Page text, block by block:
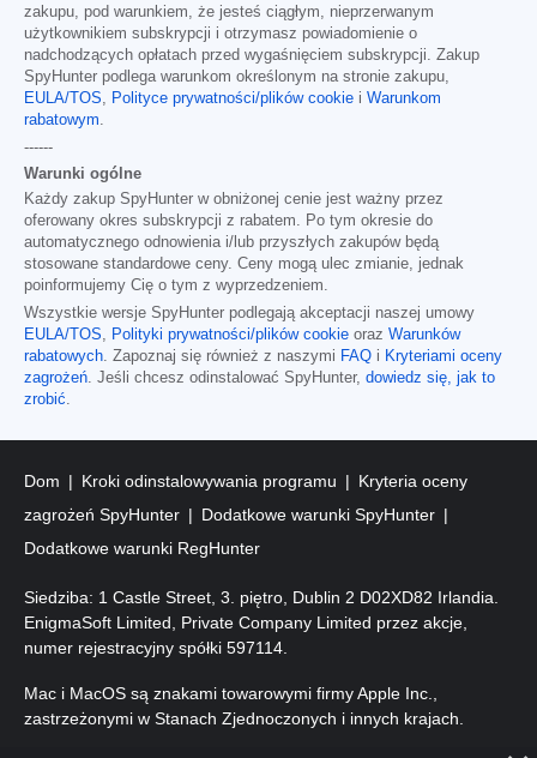
zakupu, pod warunkiem, że jesteś ciągłym, nieprzerwanym
użytkownikiem subskrypcji i otrzymasz powiadomienie o
nadchodzących opłatach przed wygaśnięciem subskrypcji. Zakup
SpyHunter podlega warunkom określonym na stronie zakupu,
EULA/TOS, Polityce prywatności/plików cookie i Warunkom
rabatowym.
------
Warunki ogólne
Każdy zakup SpyHunter w obniżonej cenie jest ważny przez
oferowany okres subskrypcji z rabatem. Po tym okresie do
automatycznego odnowienia i/lub przyszłych zakupów będą
stosowane standardowe ceny. Ceny mogą ulec zmianie, jednak
poinformujemy Cię o tym z wyprzedzeniem.
Wszystkie wersje SpyHunter podlegają akceptacji naszej umowy
EULA/TOS, Polityki prywatności/plików cookie oraz Warunków
rabatowych. Zapoznaj się również z naszymi FAQ i Kryteriami oceny
zagrożeń. Jeśli chcesz odinstalować SpyHunter, dowiedz się, jak to
zrobić.
Dom Kroki odinstalowywania programu
Kryteria oceny
zagrożeń SpyHunter
Dodatkowe warunki SpyHunter
Dodatkowe warunki RegHunter
Siedziba: 1 Castle Street, 3. piętro, Dublin 2 D02XD82 Irlandia.
EnigmaSoft Limited, Private Company Limited przez akcje,
numer rejestracyjny spółki 597114.
Mac i MacOS są znakami towarowymi firmy Apple Inc.,
zastrzeżonymi w Stanach Zjednoczonych i innych krajach.